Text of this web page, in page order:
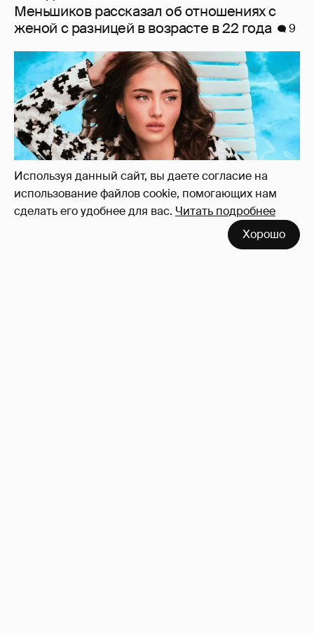
Используя данный сайт, вы даете согласие на
использование файлов cookie, помогающих нам
сделать его удобнее для вас. Читать подробнее
Хорошо
Дочь Хайди Клум снялась для глянца в
жакете на голое тело
6